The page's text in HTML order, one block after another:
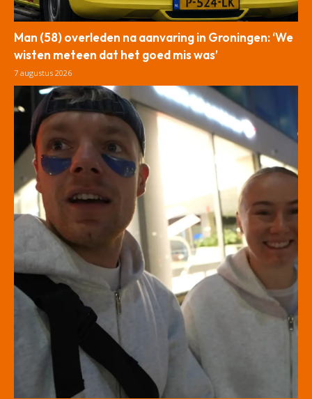
Man (58) overleden na aanvaring in Groningen: ‘We
wisten meteen dat het goed mis was’
7 augustus 2026